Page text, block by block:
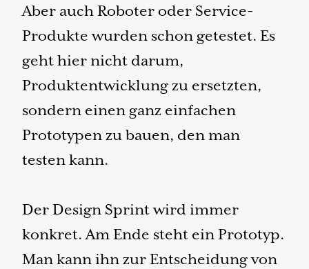
Aber auch Roboter oder Service-
Produkte wurden schon getestet. Es
geht hier nicht darum,
Produktentwicklung zu ersetzten,
sondern einen ganz einfachen
Prototypen zu bauen, den man
testen kann.
Der Design Sprint wird immer
konkret. Am Ende steht ein Prototyp.
Man kann ihn zur Entscheidung von